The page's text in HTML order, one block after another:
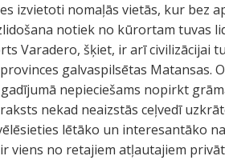
izvietoti nomaļās vietās, kur bez
notiek no kūrortam tuvas
Varadero, šķiet, ir arī civilizācijai
galvaspilsētas Matansas.
nepieciešams nopirkt
nekad neaizstās ceļvedī
lētāko un interesantāko
viens no retajiem atļautajiem